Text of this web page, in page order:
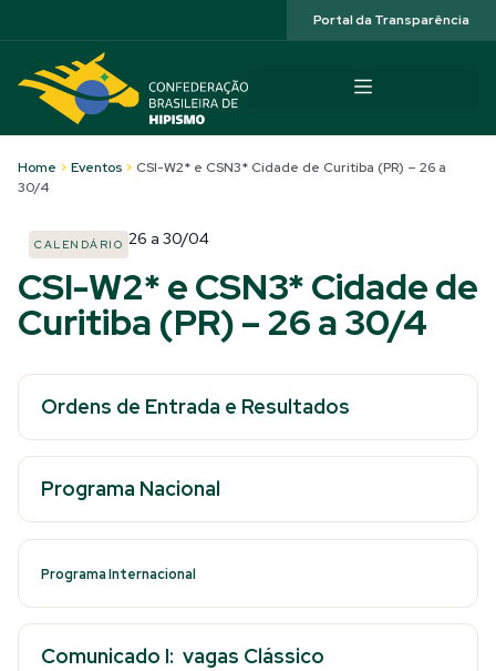
Portal da Transparência
Home > Eventos > CSI-W2* e CSN3* Cidade de Curitiba (PR) – 26 a
30/4
CALENDÁRIO 26 a 30/04
CSI-W2* e CSN3* Cidade de
Curitiba (PR) – 26 a 30/4
Ordens de Entrada e Resultados
Programa Nacional
Programa Internacional
Comunicado I: vagas Clássico